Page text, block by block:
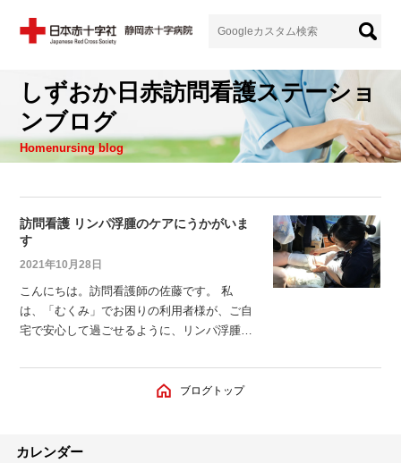
しずおか日赤訪問看護ステーショ
ンブログ
Homenursing blog
訪問看護 リンパ浮腫のケアにうかがいま
す
2021年10月28日
こんにちは。訪問看護師の佐藤です。 私
は、「むくみ」でお困りの利用者様が、ご自
宅で安心して過ごせるように、リンパ浮腫セ
す。 むくみには色々な原因があって、いく
つかの要素が重なって起こっていることが多
のむくみでしたら、スクールソックスのゴム
ブログトップ
カレンダー